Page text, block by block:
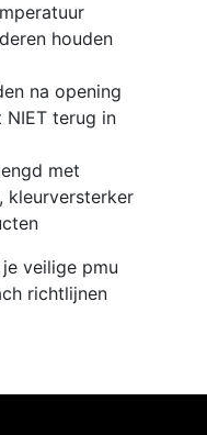
houden
na opening
terug in
met
kleurversterker
veilige pmu
richtlijnen